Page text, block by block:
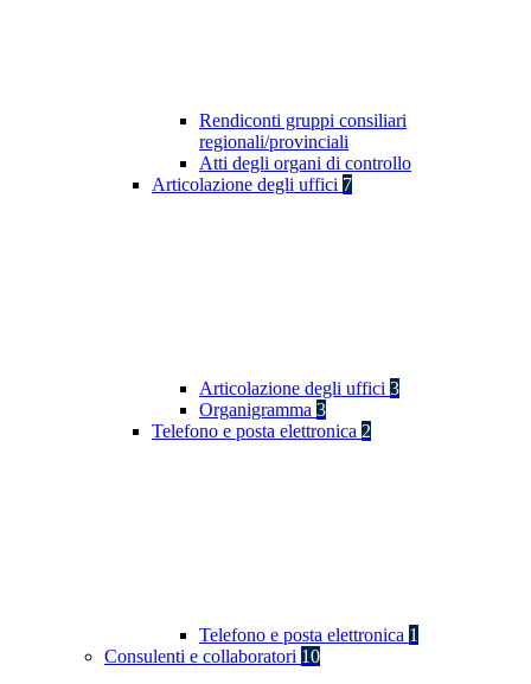
Rendiconti gruppi consiliari
regionali/provinciali
Atti degli organi di controllo
Articolazione degli uffici 7
Articolazione degli uffici 3
Organigramma 3
Telefono e posta elettronica 2
Telefono e posta elettronica 1
Consulenti e collaboratori 10